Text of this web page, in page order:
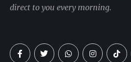
direct to you every morning.